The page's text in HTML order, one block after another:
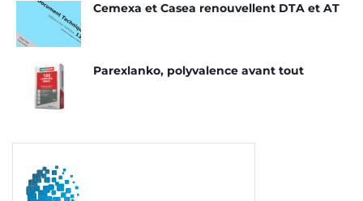
Cemexa et Casea renouvellent DTA et AT
Parexlanko, polyvalence avant tout